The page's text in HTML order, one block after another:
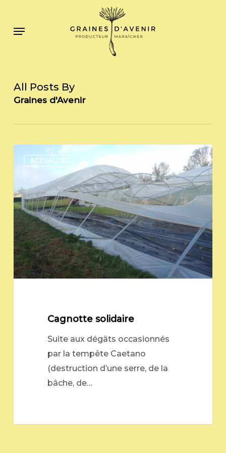
main
Menu
All Posts By
Graines d'Avenir
solidaire
ACTUALITÉS
Cagnotte solidaire
Suite aux dégâts occasionnés
par la tempête Caetano
(destruction d’une serre, de la
bâche, de…